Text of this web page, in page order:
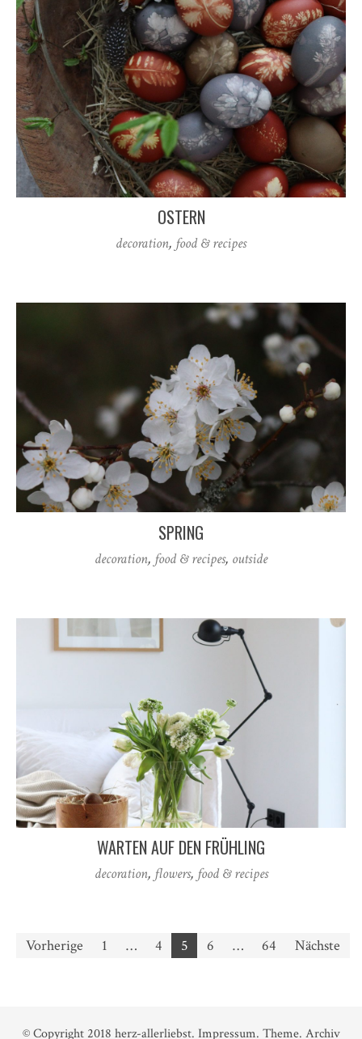
OSTERN
decoration, food & recipes
SPRING
decoration, food & recipes, outside
WARTEN AUF DEN FRÜHLING
decoration, flowers, food & recipes
Seitennummerierung
Vorherige 1 … 4 5 6 … 64 Nächste
© Copyright 2018 herz-allerliebst. Impressum. Theme. Archiv